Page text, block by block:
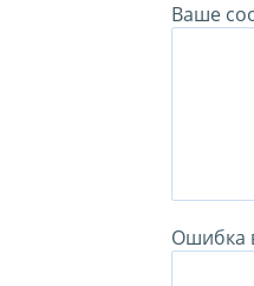
Ваше
Ошибка